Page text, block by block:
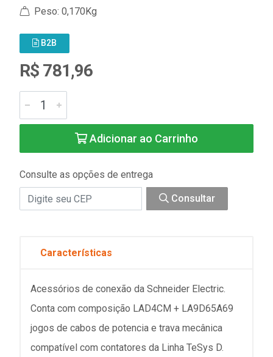
Peso: 0,170Kg
B2B
R$ 781,96
Adicionar ao Carrinho
Consulte as opções de entrega
Consultar
Características
Acessórios de conexão da Schneider Electric.
Conta com composição LAD4CM + LA9D65A69
jogos de cabos de potencia e trava mecânica
compatível com contatores da Linha TeSys D.